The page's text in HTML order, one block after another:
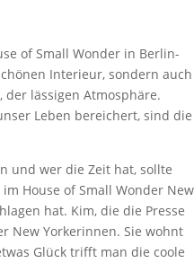
of Small Wonder in Berlin-
Interieur, sondern auch
lässigen Atmosphäre.
Leben bereichert, sind die
und wer die Zeit hat, sollte
House of Small Wonder New
hat. Kim, die die Presse
New Yorkerinnen. Sie wohnt
Glück trifft man die coole